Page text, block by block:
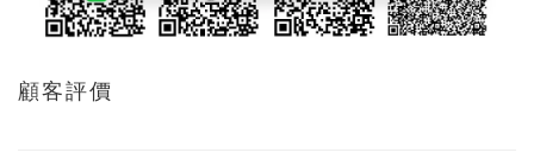
顧客評價